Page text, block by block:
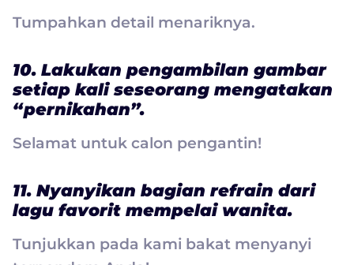
Tumpahkan detail menariknya.
10. Lakukan pengambilan gambar
setiap kali seseorang mengatakan
“pernikahan”.
Selamat untuk calon pengantin!
11. Nyanyikan bagian refrain dari
lagu favorit mempelai wanita.
Tunjukkan pada kami bakat menyanyi